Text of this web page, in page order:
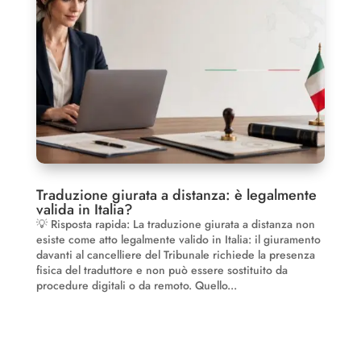
Traduzione giurata a distanza: è legalmente
valida in Italia?
💡 Risposta rapida: La traduzione giurata a distanza non
esiste come atto legalmente valido in Italia: il giuramento
davanti al cancelliere del Tribunale richiede la presenza
fisica del traduttore e non può essere sostituito da
procedure digitali o da remoto. Quello...